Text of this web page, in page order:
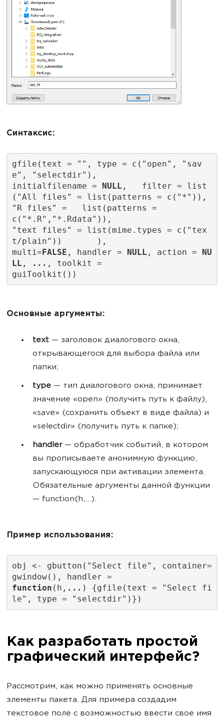
Синтаксис:
gfile(text = "", type = c("open", "sav
e", "selectdir"),
initialfilename =
NULL ,   filter = list
("All files" = list(patterns = c("*")),
"R files" =   list(patterns =
c("*.R","*.Rdata")),
"text files" = list(mime.types = c("tex
t/plain"))       ),
multi= FALSE , handler = NULL , action =
NU
LL , ... , toolkit =
guiToolkit())
Основные аргументы:
text — заголовок диалогового окна,
открывающегося для выбора файла или
папки;
type — тип диалогового окна, принимает
значение «open» (получить путь к файлу),
«save» (сохранить объект в виде файла) и
«selectdir» (получить путь к папке);
handler— обработчик событий, в котором
вы прописываете анонимную функцию,
запускающуюся при активации элемента.
Обязательные аргументы данной функции
— function(h,...).
Пример использования:
obj <- gbutton("Select file", container=
gwindow(), handler =
function (h, ... ) {gfile(text = "Select fi
le", type = "selectdir")})
Как разработать простой
графический интерфейс?
Рассмотрим, как можно применять основные
элементы пакета. Для примера создадим
текстовое поле с возможностью ввести свое имя